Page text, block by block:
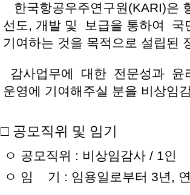
한국항공우주연구원(KARI)은
선도, 개발 및 보급을 통하여
기여하는 것을 목적으로 설립된
감사업무에 대한 전문성과
운영에 기여해주실 분을 비상임
□ 공모직위 및 임기
ㅇ 공모직위 : 비상임감사 / 1인
ㅇ 임 기 : 임용일로부터 3년,